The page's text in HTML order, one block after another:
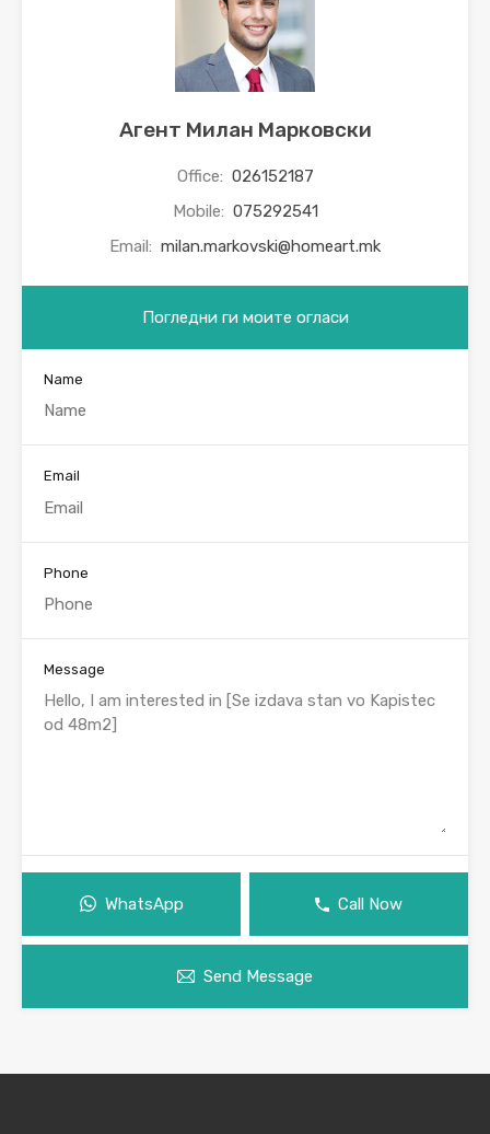
Агент Милан Марковски
Office: 026152187
Mobile: 075292541
Email: milan.markovski@homeart.mk
Погледни ги моите огласи
Name
Email
Phone
Message
WhatsApp Call Now
Send Message